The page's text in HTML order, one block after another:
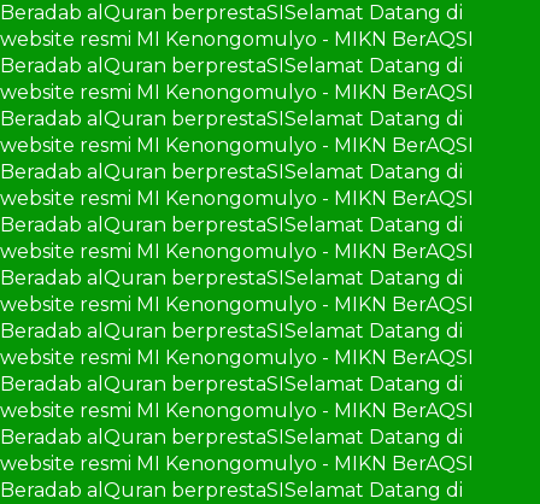
Beradab alQuran berprestaSISelamat Datang di
website resmi MI Kenongomulyo - MIKN BerAQSI
Beradab alQuran berprestaSISelamat Datang di
website resmi MI Kenongomulyo - MIKN BerAQSI
Beradab alQuran berprestaSISelamat Datang di
website resmi MI Kenongomulyo - MIKN BerAQSI
Beradab alQuran berprestaSISelamat Datang di
website resmi MI Kenongomulyo - MIKN BerAQSI
Beradab alQuran berprestaSISelamat Datang di
website resmi MI Kenongomulyo - MIKN BerAQSI
Beradab alQuran berprestaSISelamat Datang di
website resmi MI Kenongomulyo - MIKN BerAQSI
Beradab alQuran berprestaSISelamat Datang di
website resmi MI Kenongomulyo - MIKN BerAQSI
Beradab alQuran berprestaSISelamat Datang di
website resmi MI Kenongomulyo - MIKN BerAQSI
Beradab alQuran berprestaSISelamat Datang di
website resmi MI Kenongomulyo - MIKN BerAQSI
Beradab alQuran berprestaSISelamat Datang di